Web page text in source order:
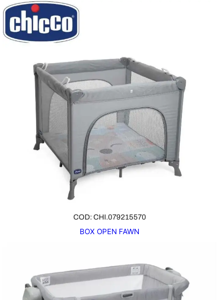
COD: CHI.079215570
BOX OPEN FAWN